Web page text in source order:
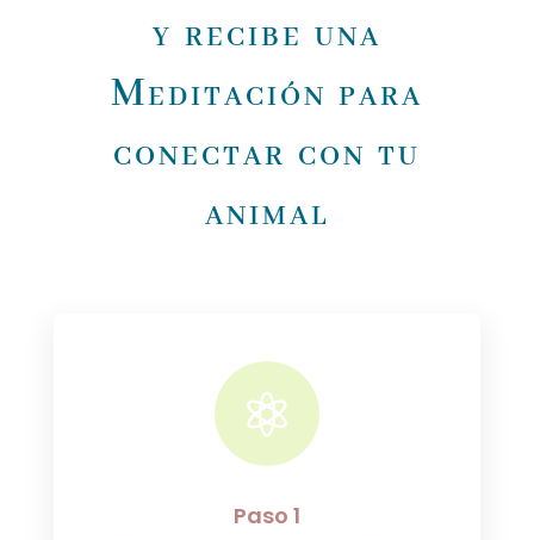
y recibe una
Meditación para
conectar con tu
animal

Paso 1